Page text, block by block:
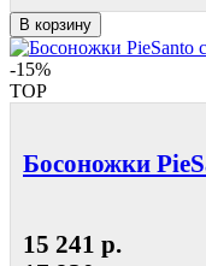
В корзину
-15%
TOP
Босоножки
15 241 р.